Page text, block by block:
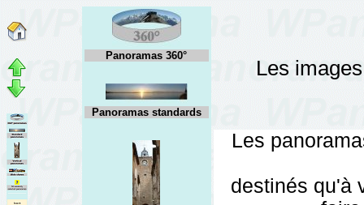
Panoramas 360°
Panoramas standards
Les
Les
destinés qu'à